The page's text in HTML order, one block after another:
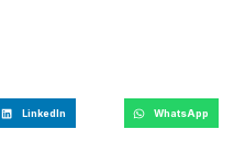
LinkedIn WhatsApp